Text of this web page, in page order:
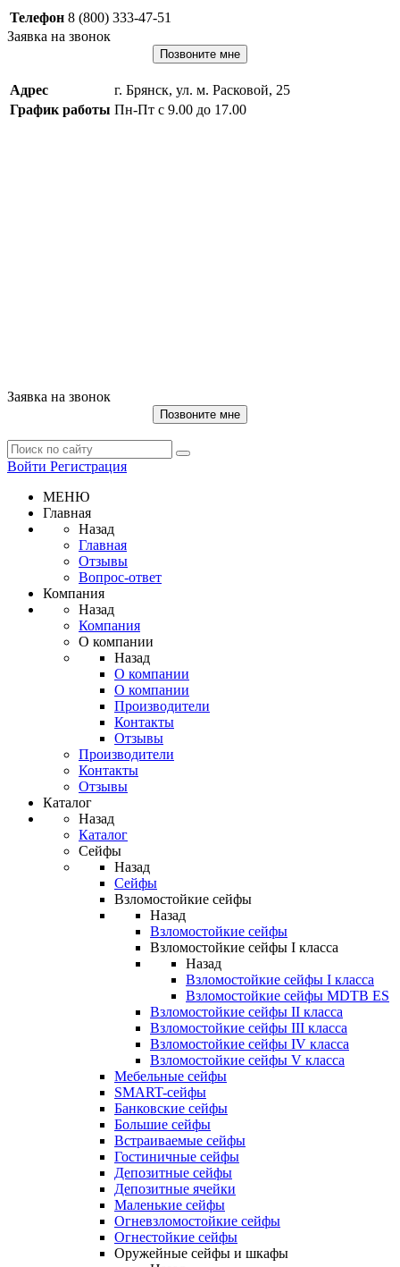
Телефон 8 (800) 333-47-51
Заявка на звонок
Позвоните мне
Адрес
г. Брянск, ул. м. Расковой, 25
График работы Пн-Пт с 9.00 до 17.00
Заявка на звонок
Позвоните мне
Войти Регистрация
МЕНЮ
Главная
Назад
Главная
Отзывы
Вопрос-ответ
Компания
Назад
Компания
О компании
Назад
О компании
О компании
Производители
Контакты
Отзывы
Производители
Контакты
Отзывы
Каталог
Назад
Каталог
Сейфы
Назад
Сейфы
Взломостойкие сейфы
Назад
Взломостойкие сейфы
Взломостойкие сейфы I класса
Назад
Взломостойкие сейфы I класса
Взломостойкие сейфы MDTB ES
Взломостойкие сейфы II класса
Взломостойкие сейфы III класса
Взломостойкие сейфы IV класса
Взломостойкие сейфы V класса
Мебельные сейфы
SMART-сейфы
Банковские сейфы
Большие сейфы
Встраиваемые сейфы
Гостиничные сейфы
Депозитные сейфы
Депозитные ячейки
Маленькие сейфы
Огневзломостойкие сейфы
Огнестойкие сейфы
Оружейные сейфы и шкафы